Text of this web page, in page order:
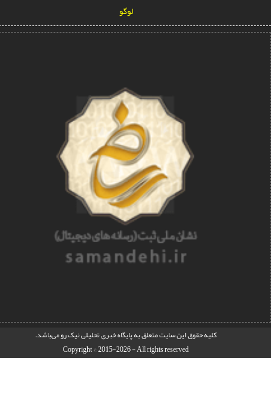
کليه حقوق اين سايت متعلق بهپایگاه خبری تحلیلی نیک رومی‌باشد.
Copyright © 2015-2026 - All rights reserved